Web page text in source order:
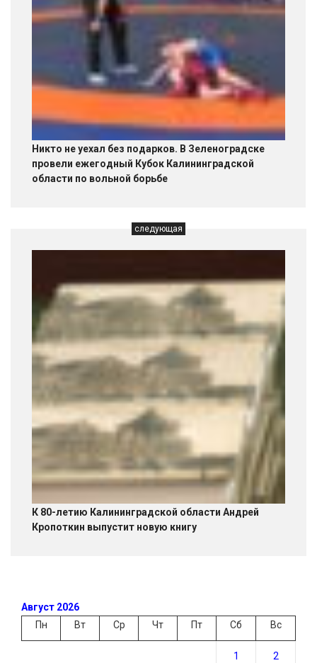
Никто не уехал без подарков. В Зеленоградске
провели ежегодный Кубок Калининградской
области по вольной борьбе
следующая
К 80-летию Калининградской области Андрей
Кропоткин выпустит новую книгу
Август 2026
Пн
Вт Ср Чт Пт Сб Вс
1 2